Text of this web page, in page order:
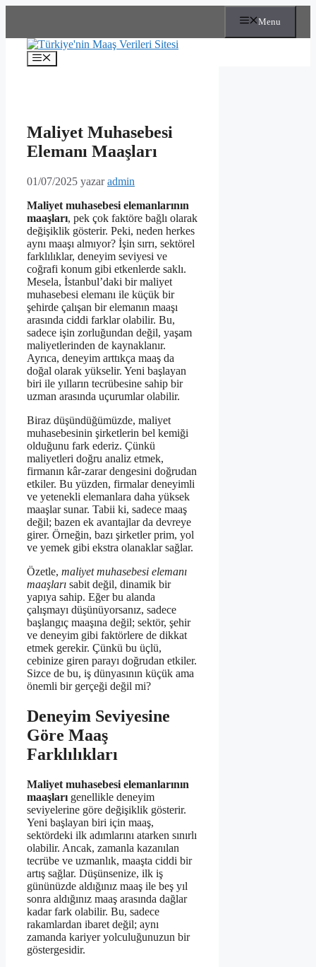
Menu
Menü
Maliyet Muhasebesi
Elemanı Maaşları
01/07/2025 yazaradmin
Maliyet muhasebesi elemanlarının
maaşları, pek çok faktöre bağlı olarak
değişiklik gösterir. Peki, neden herkes
aynı maaşı almıyor? İşin sırrı, sektörel
farklılıklar, deneyim seviyesi ve
coğrafi konum gibi etkenlerde saklı.
Mesela, İstanbul’daki bir maliyet
muhasebesi elemanı ile küçük bir
şehirde çalışan bir elemanın maaşı
arasında ciddi farklar olabilir. Bu,
sadece işin zorluğundan değil, yaşam
maliyetlerinden de kaynaklanır.
Ayrıca, deneyim arttıkça maaş da
doğal olarak yükselir. Yeni başlayan
biri ile yılların tecrübesine sahip bir
uzman arasında uçurumlar olabilir.
Biraz düşündüğümüzde, maliyet
muhasebesinin şirketlerin bel kemiği
olduğunu fark ederiz. Çünkü
maliyetleri doğru analiz etmek,
firmanın kâr-zarar dengesini doğrudan
etkiler. Bu yüzden, firmalar deneyimli
ve yetenekli elemanlara daha yüksek
maaşlar sunar. Tabii ki, sadece maaş
değil; bazen ek avantajlar da devreye
girer. Örneğin, bazı şirketler prim, yol
ve yemek gibi ekstra olanaklar sağlar.
Özetle, maliyet muhasebesi elemanı
maaşları sabit değil, dinamik bir
yapıya sahip. Eğer bu alanda
çalışmayı düşünüyorsanız, sadece
başlangıç maaşına değil; sektör, şehir
ve deneyim gibi faktörlere de dikkat
etmek gerekir. Çünkü bu üçlü,
cebinize giren parayı doğrudan etkiler.
Sizce de bu, iş dünyasının küçük ama
önemli bir gerçeği değil mi?
Deneyim Seviyesine
Göre Maaş
Farklılıkları
Maliyet muhasebesi elemanlarının
maaşları genellikle deneyim
seviyelerine göre değişiklik gösterir.
Yeni başlayan biri için maaş,
sektördeki ilk adımlarını atarken sınırlı
olabilir. Ancak, zamanla kazanılan
tecrübe ve uzmanlık, maaşta ciddi bir
artış sağlar. Düşünsenize, ilk iş
gününüzde aldığınız maaş ile beş yıl
sonra aldığınız maaş arasında dağlar
kadar fark olabilir. Bu, sadece
rakamlardan ibaret değil; aynı
zamanda kariyer yolculuğunuzun bir
göstergesidir.